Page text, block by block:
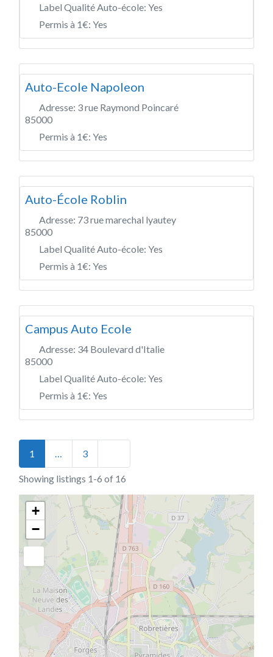
Label Qualité Auto-école: Yes
Permis à 1€: Yes
Auto-Ecole Napoleon
Adresse: 3 rue Raymond Poincaré
85000
Permis à 1€: Yes
Auto-École Roblin
Adresse: 73 rue marechal lyautey
85000
Label Qualité Auto-école: Yes
Permis à 1€: Yes
Campus Auto Ecole
Adresse: 34 Boulevard d'Italie
85000
Label Qualité Auto-école: Yes
Permis à 1€: Yes
Posts navigation
1 3
Showing listings 1-6 of 16
+
−